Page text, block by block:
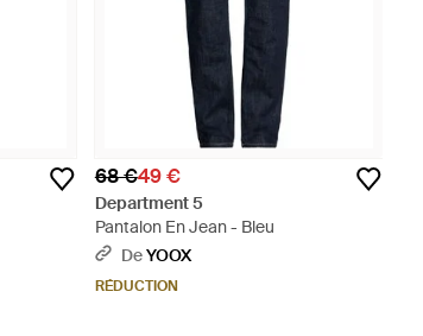
68 €49 €
Department 5
Pantalon En Jean - Bleu
DeYOOX
RÉDUCTION